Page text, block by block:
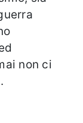
non ci